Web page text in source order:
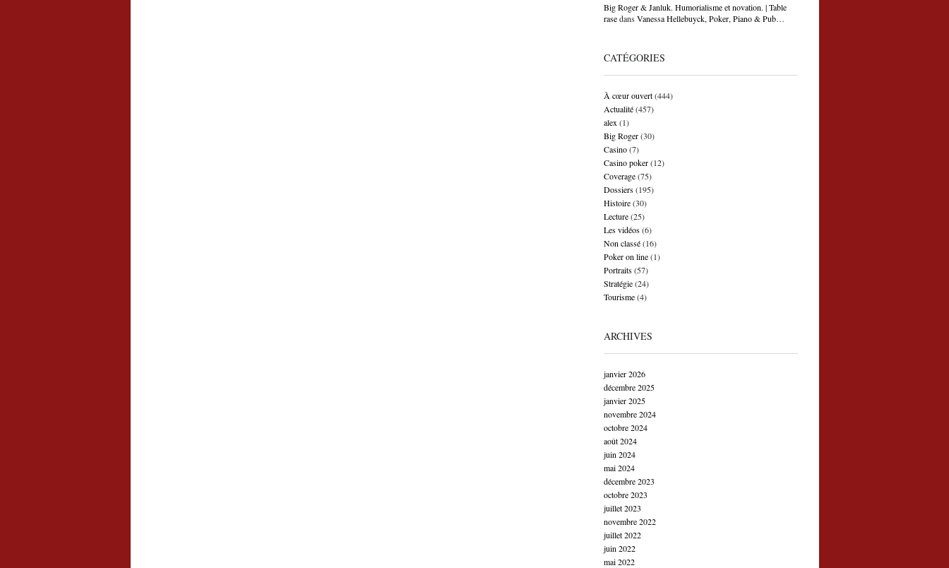
Big Roger & Janluk. Humorialisme et novation. | Table
rasedans Vanessa Hellebuyck, Poker, Piano & Pub…
CATÉGORIES
À cœur ouvert(444)
Actualité(457)
alex (1)
Big Roger(30)
Casino(7)
Casino poker(12)
Coverage(75)
Dossiers(195)
Histoire(30)
Lecture(25)
Les vidéos(6)
Non classé(16)
Poker on line(1)
Portraits(57)
Stratégie(24)
Tourisme(4)
ARCHIVES
janvier 2026
décembre 2025
janvier 2025
novembre 2024
octobre 2024
août 2024
juin 2024
mai 2024
décembre 2023
octobre 2023
juillet 2023
novembre 2022
juillet 2022
juin 2022
mai 2022